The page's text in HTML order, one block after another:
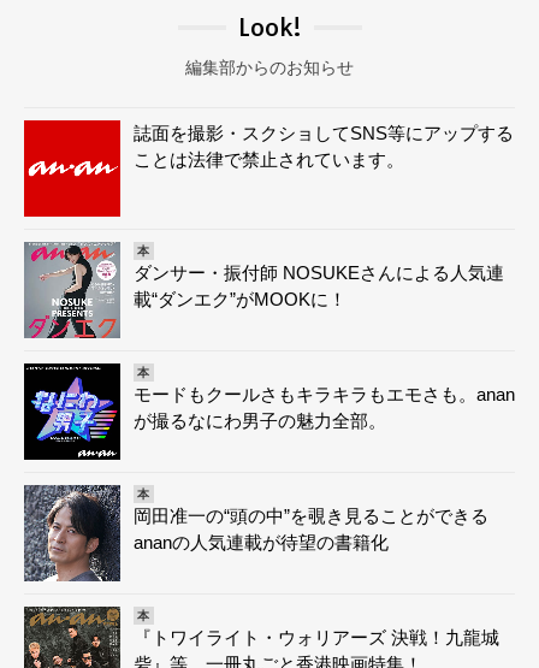
Look!
編集部からのお知らせ
誌面を撮影・スクショしてSNS等にアップする
ことは法律で禁止されています。
本
ダンサー・振付師 NOSUKEさんによる人気連
載“ダンエク”がMOOKに！
本
モードもクールさもキラキラもエモさも。anan
が撮るなにわ男子の魅力全部。
本
岡田准一の“頭の中”を覗き見ることができる
ananの人気連載が待望の書籍化
本
『トワイライト・ウォリアーズ 決戦！九龍城
砦』等、一冊丸ごと香港映画特集！